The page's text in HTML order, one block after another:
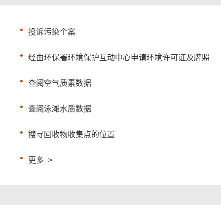
投诉污染个案
经由环保署环境保护互动中心申请环境许可证及牌照
查阅空气质素数据
查阅泳滩水质数据
搜寻回收物收集点的位置
更多 >